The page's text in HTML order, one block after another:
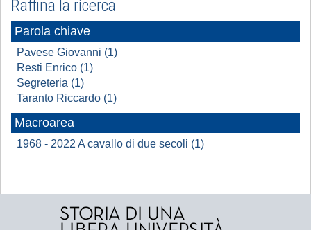
Raffina la ricerca
Parola chiave
Pavese Giovanni (1)
Resti Enrico (1)
Segreteria (1)
Taranto Riccardo (1)
Macroarea
1968 - 2022 A cavallo di due secoli (1)